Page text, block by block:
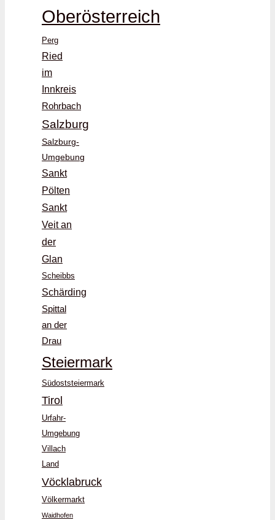
Oberösterreich
Perg
Ried
im
Innkreis
Rohrbach
Salzburg
Salzburg-
Umgebung
Sankt
Pölten
Sankt
Veit an
der
Glan
Scheibbs
Schärding
Spittal
an der
Drau
Steiermark
Südoststeiermark
Tirol
Urfahr-
Umgebung
Villach
Land
Vöcklabruck
Völkermarkt
Waidhofen